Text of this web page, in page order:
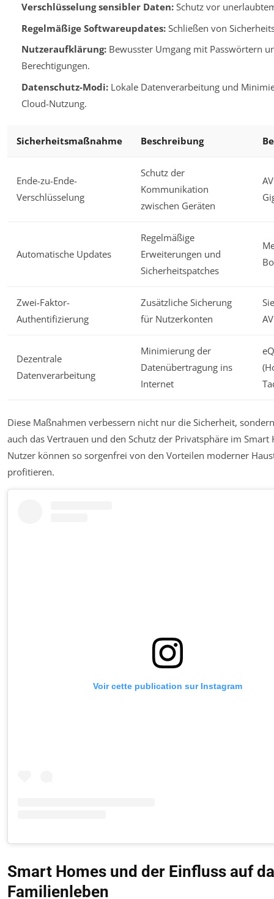
Verschlüsselung sensibler Daten:Schutz vor
Regelmäßige Softwareupdates:Schließen von
Nutzeraufklärung:Bewusster Umgang mit Passwörtern
Berechtigungen.
Datenschutz-Modi:Lokale Datenverarbeitung und
Cloud-Nutzung.
Sicherheitsmaßnahme Beschreibung
Ende-zu-Ende-
Verschlüsselung
Schutz der
Kommunikation
zwischen Geräten
Automatische Updates
Regelmäßige
Erweiterungen und
Sicherheitspatches
Zwei-Faktor-
Authentifizierung
Zusätzliche Sicherung
für Nutzerkonten
Dezentrale
Datenverarbeitung
Minimierung der
Datenübertragung ins
Internet
Diese Maßnahmen verbessern nicht nur die Sicherheit,
auch das Vertrauen und den Schutz der Privatsphäre im Smart
Nutzer können so sorgenfrei von den Vorteilen moderner
profitieren.
Voir cette publication sur Instagram
Smart Homes und der Einfluss auf
Familienleben